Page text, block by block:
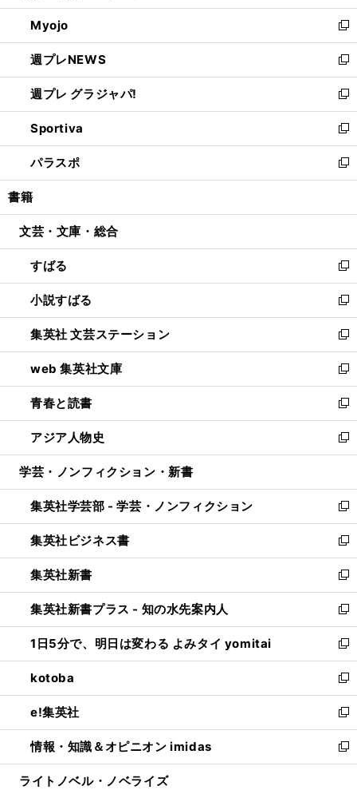
開
く
ウ
で
開
く
ン
ド
ウ
で
開
く
ウ
ィ
ン
ド
ウ
で
開
く
Myojo
新
し
い
ウ
ィ
ン
ド
ウ
で
開
週プレNEWS
新
し
い
ウ
ィ
ン
ド
ウ
開
週プレ グラジャパ!
新
し
い
ウ
ィ
ン
ウ
開
く
Sportiva
新
し
い
ウ
ン
ウ
で
開
く
パラスポ
新
し
ウ
ン
ド
ウ
で
開
く
書籍
文芸・文庫・総合
すばる
新
し
い
ウ
ィ
ン
ド
ウ
で
開
く
小説すばる
新
し
い
ウ
ィ
ン
ド
ウ
で
開
集英社 文芸ステーション
新
し
い
ウ
ィ
ン
ド
ウ
開
く
web 集英社文庫
新
し
い
ウ
ィ
ン
ウ
で
開
く
青春と読書
新
し
い
ウ
ン
ド
ウ
で
開
く
アジア人物史
新
し
ウ
ィ
ン
ド
ウ
で
開
く
学芸・ノンフィクション・新書
集英社学芸部 - 学芸・ノンフィクション
新
し
い
ウ
ィ
ン
ド
ウ
で
開
く
集英社ビジネス書
新
し
い
ウ
ィ
ン
ド
ウ
で
開
く
集英社新書
新
し
い
ウ
ィ
ン
ド
ウ
で
開
く
集英社新書プラス - 知の水先案内人
新
し
い
ウ
ィ
ン
ド
ウ
で
開
1日5分で、明日は変わる よみタイ yomitai
新
し
い
ウ
ィ
ン
ド
ウ
kotoba
新
し
い
ウ
ィ
ン
e!集英社
新
し
い
ウ
情報・知識＆オピニオン imidas
新
し
ライトノベル・ノベライズ